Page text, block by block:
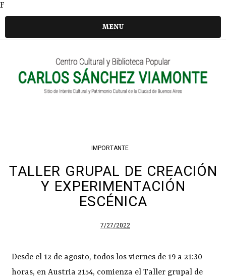
F
MENU
IMPORTANTE
TALLER GRUPAL DE CREACIÓN
Y EXPERIMENTACIÓN
ESCÉNICA
7/27/2022
Desde el 12 de agosto, todos los viernes de 19 a 21:30
horas, en Austria 2154, comienza el Taller grupal de